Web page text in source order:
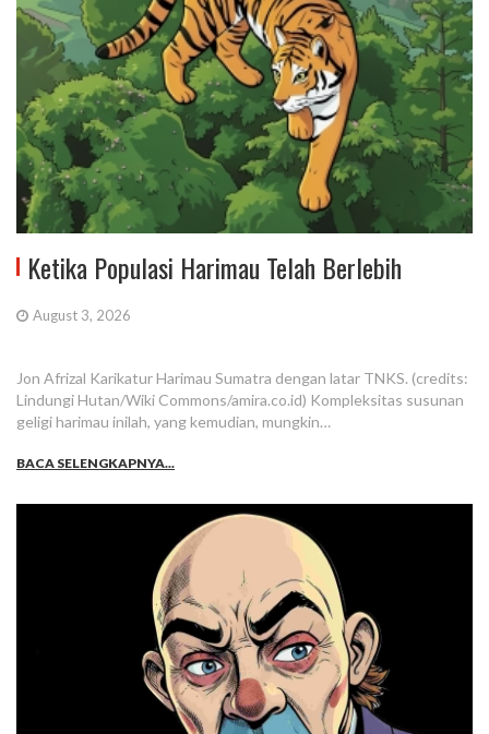
Ketika Populasi Harimau Telah Berlebih
August 3, 2026
Jon Afrizal Karikatur Harimau Sumatra dengan latar TNKS. (credits:
Lindungi Hutan/Wiki Commons/amira.co.id) Kompleksitas susunan
geligi harimau inilah, yang kemudian, mungkin…
BACA SELENGKAPNYA...